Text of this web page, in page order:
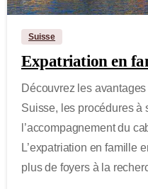
Suisse
Expatriation en
Découvrez les
Suisse, les procédures à
l’accompagnement du
L’expatriation en famille
plus de foyers à la